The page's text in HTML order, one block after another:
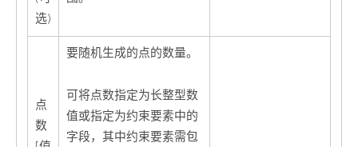
选)
点
数
要随机生成的点的数量。
可将点数指定为长整型数
值或指定为约束要素中的
字段，其中约束要素需包